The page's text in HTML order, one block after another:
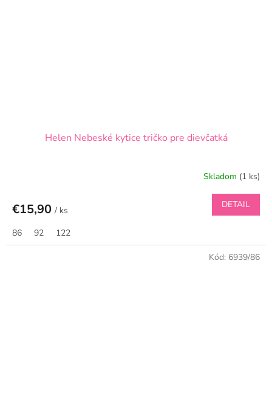
Helen Nebeské kytice tričko pre dievčatká
Skladom (1 ks)
€15,90 / ks
DETAIL
86 92 122
Kód: 6939/86